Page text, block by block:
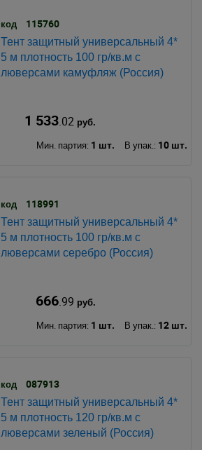
код 115760
Тент защитный универсальный 4*
5 м плотность 100 гр/кв.м с
люверсами камуфляж (Россия)
1 533.02руб.
Мин. партия: 1 шт. В упак.: 10 шт.
код 118991
Тент защитный универсальный 4*
5 м плотность 100 гр/кв.м с
люверсами серебро (Россия)
666.99 руб.
Мин. партия: 1 шт. В упак.: 12 шт.
код 087913
Тент защитный универсальный 4*
5 м плотность 120 гр/кв.м с
люверсами зеленый (Россия)